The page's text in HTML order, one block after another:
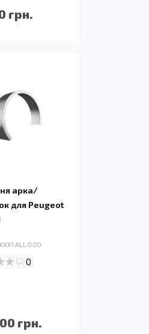
грн.
арка/
для Peugeot
0
грн.